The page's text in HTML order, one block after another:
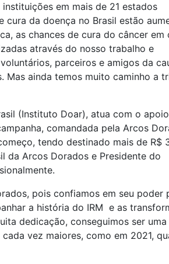
em mais de 21 estados
da doença no Brasil estão
as chances de cura do câncer em
através do nosso trabalho e
parceiros e amigos da
ainda temos muito caminho a
(Instituto Doar), atua com o
comandada pela Arcos
tendo destinado mais de R$
da Arcos Dorados e Presidente do
pois confiamos em seu poder
a história do IRM e as
dedicação, conseguimos ser
vez maiores, como em 2021,